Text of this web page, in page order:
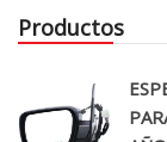
Productos